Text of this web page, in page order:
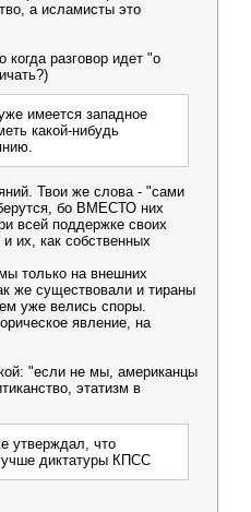
а исламисты это
когда разговор идет "о
имеется западное
какой-нибудь
Твои же слова - "сами
бо ВМЕСТО них
всей поддержке своих
их, как собственных
только на внешних
же существовали и тираны
уже велись споры.
явление, на
"если не мы, американцы
этатизм в
утверждал, что
диктатуры КПСС